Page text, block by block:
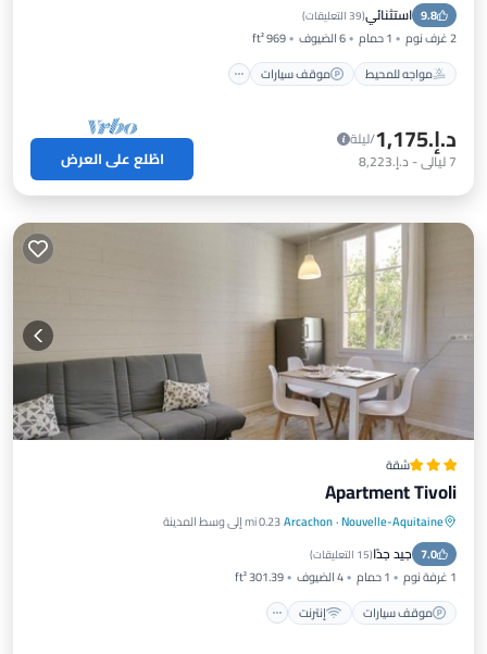
9.8 استثنائي(39 التعليقات )
2 غرف نوم 1 حمام 6 الضيوف
969 ft²
مواجه للمحيط
موقف سيارات
إطلالة على المحيط
د.إ.‏1,175
/ليلة
7ليالي- د.إ.‏8,223 اطّلع على العرض
شقة
Apartment Tivoli
Nouvelle-Aquitaine
·
Arcachon0.23 mi إلى وسط المدينة
7.0 جيد جدًا(15 التعليقات )
1 غرفة نوم 1 حمام 4 الضيوف
301.39 ft²
موقف سيارات
إنترنت
موقف سيارات
إنترنت
مناسب للحيوانات الأليفة